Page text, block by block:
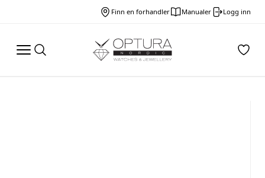
Finn en forhandler Manualer Logg inn